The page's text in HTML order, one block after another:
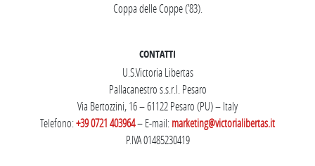
Coppa delle Coppe (’83).
CONTATTI
U.S.Victoria Libertas
Pallacanestro s.s.r.l. Pesaro
Via Bertozzini, 16 – 61122 Pesaro (PU) – Italy
Telefono:+39 0721 403964– E-mail:marketing@victorialibertas.it
P.IVA 01485230419